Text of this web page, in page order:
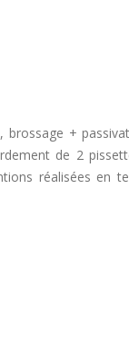
+
de 2
réalisées en